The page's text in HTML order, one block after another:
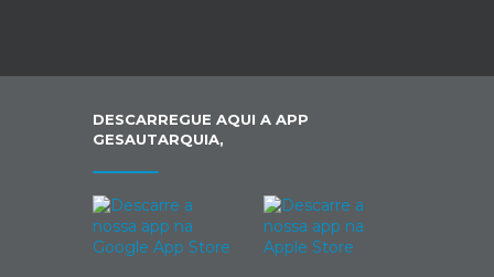
DESCARREGUE AQUI A APP
GESAUTARQUIA,